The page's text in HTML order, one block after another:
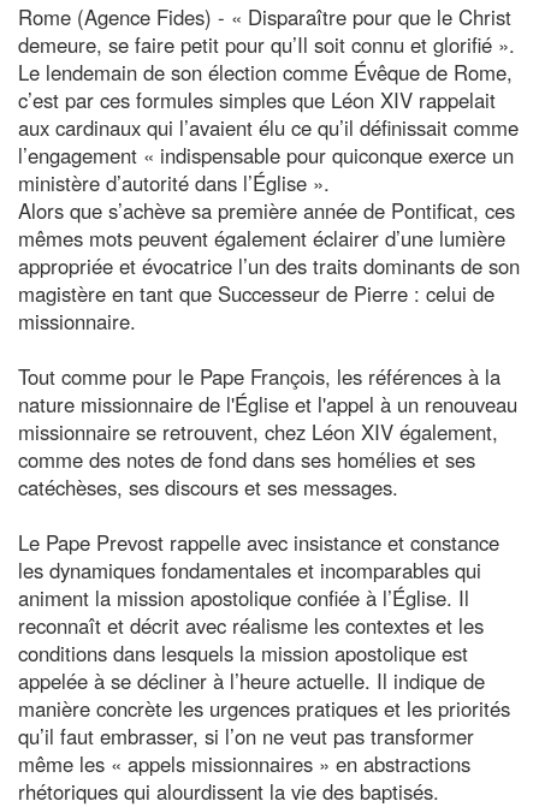
Rome (Agence Fides) - « Disparaître pour que le Christ
demeure, se faire petit pour qu’Il soit connu et glorifié ».
Le lendemain de son élection comme Évêque de Rome,
c’est par ces formules simples que Léon XIV rappelait
aux cardinaux qui l’avaient élu ce qu’il définissait comme
l’engagement « indispensable pour quiconque exerce un
ministère d’autorité dans l’Église ».
Alors que s’achève sa première année de Pontificat, ces
mêmes mots peuvent également éclairer d’une lumière
appropriée et évocatrice l’un des traits dominants de son
magistère en tant que Successeur de Pierre : celui de
missionnaire.
Tout comme pour le Pape François, les références à la
nature missionnaire de l'Église et l'appel à un renouveau
missionnaire se retrouvent, chez Léon XIV également,
comme des notes de fond dans ses homélies et ses
catéchèses, ses discours et ses messages.
Le Pape Prevost rappelle avec insistance et constance
les dynamiques fondamentales et incomparables qui
animent la mission apostolique confiée à l’Église. Il
reconnaît et décrit avec réalisme les contextes et les
conditions dans lesquels la mission apostolique est
appelée à se décliner à l’heure actuelle. Il indique de
manière concrète les urgences pratiques et les priorités
qu’il faut embrasser, si l’on ne veut pas transformer
même les « appels missionnaires » en abstractions
rhétoriques qui alourdissent la vie des baptisés.